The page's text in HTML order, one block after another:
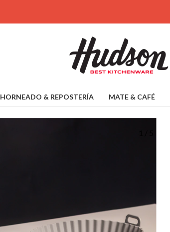
HORNEADO & REPOSTERÍA MATE & CAFÉ